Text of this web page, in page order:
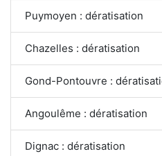
Puymoyen : dératisation
Chazelles : dératisation
Gond-Pontouvre :
Angoulême : dératisation
Dignac : dératisation